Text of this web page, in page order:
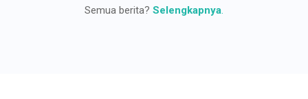
Semua berita? Selengkapnya